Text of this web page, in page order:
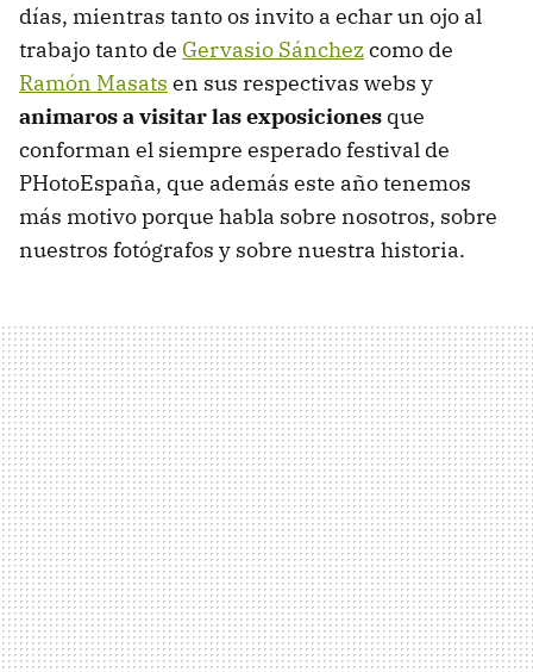
días, mientras tanto os invito a echar un ojo al
trabajo tanto de Gervasio Sánchezcomo de
Ramón Masats en sus respectivas webs y
animaros a visitar las exposiciones que
conforman el siempre esperado festival de
PHotoEspaña, que además este año tenemos
más motivo porque habla sobre nosotros, sobre
nuestros fotógrafos y sobre nuestra historia.